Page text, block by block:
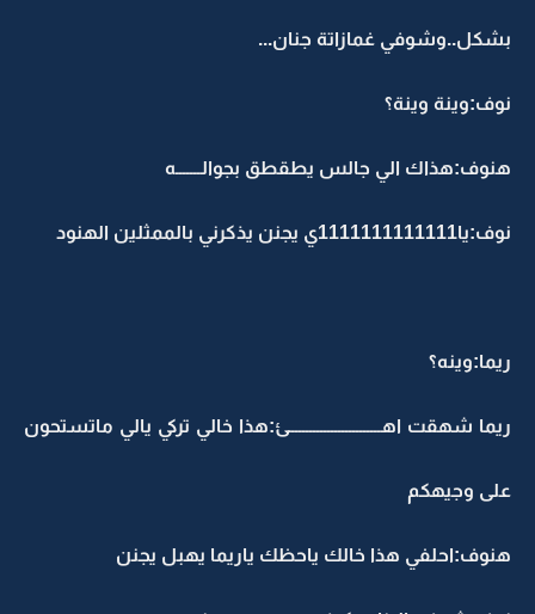
بشكل..وشوفي غمازاتة جنان...
نوف:وينة وينة؟
هنوف:هذاك الي جالس يطقطق بجوالـــــــه
نوف:يا1111111111111ي يجنن يذكرني بالممثلين الهنود
ريما:وينه؟
ريما شهقت اهــــــــــــــــــــــــــئ:هذا خالي تركي يالي ماتستحون
على وجيهكم
هنوف:احلفي هذا خالك ياحظك ياريما يهبل يجنن